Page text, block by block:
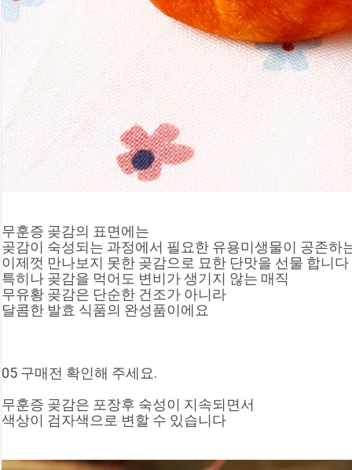
무훈증 곶감의 표면에는
곶감이 숙성되는 과정에서 필요한 유용미생물이 공존하
이제껏 만나보지 못한 곶감으로 묘한 단맛을 선물 합니다
특히나 곶감을 먹어도 변비가 생기지 않는 매직
무유황 곶감은 단순한 건조가 아니라
달콤한 발효 식품의 완성품이에요
05 구매전 확인해 주세요.
무훈증 곶감은 포장후 숙성이 지속되면서
색상이 검자색으로 변할 수 있습니다